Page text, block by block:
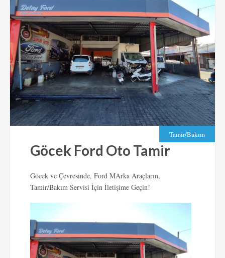
Tamir/Bakım
Göcek Ford Oto Tamir
Göcek ve Çevresinde, Ford MArka Araçların,
Tamir/Bakım Servisi İçin İletişime Geçin!